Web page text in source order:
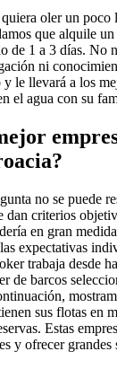
oler un poco
que alquile
de 1 a 3 días. No
ni
y le llevará a los
el agua con su
no se puede
dan criterios
en gran
expectativas
trabaja desde
de barcos
sus flotas en
Estas
y ofrecer